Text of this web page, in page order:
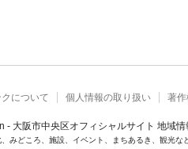
クについて 個人情報の取り扱い 著
- 大阪市中央区オフィシャルサイト 地域情
みどころ、施設、イベント、まちあるき、観光な